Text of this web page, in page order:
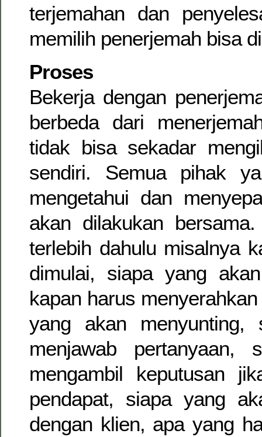
terjemahan dan
memilih penerjemah bisa
Proses
Bekerja dengan
berbeda dari
tidak bisa sekadar
sendiri. Semua pihak
mengetahui dan
akan dilakukan
terlebih dahulu misalnya
dimulai, siapa yang
kapan harus
yang akan menyunting,
menjawab pertanyaan,
mengambil keputusan
pendapat, siapa yang
dengan klien, apa yang